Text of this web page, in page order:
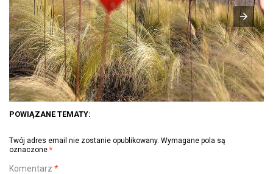
POWIĄZANE TEMATY:
Twój adres email nie zostanie opublikowany. Wymagane pola są
oznaczone *
Komentarz *